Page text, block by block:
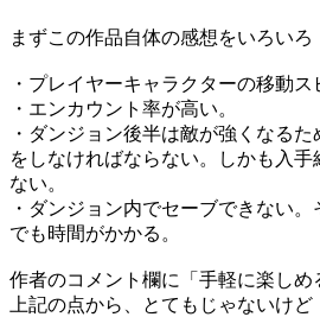
まずこの作品自体の感想をいろいろ
・プレイヤーキャラクターの移動ス
・エンカウント率が高い。
・ダンジョン後半は敵が強くなる
をしなければならない。しかも入
ない。
・ダンジョン内でセーブできない
でも時間がかかる。
作者のコメント欄に「手軽に楽しめ
上記の点から、とてもじゃないけ